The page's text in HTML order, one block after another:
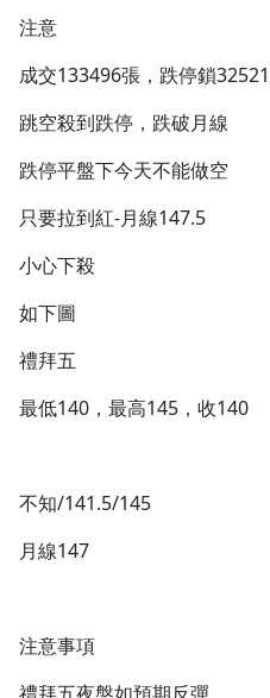
注意
成交133496張，跌停鎖
跳空殺到跌停，跌破月線
跌停平盤下今天不能做空
只要拉到紅-月線147.5
小心下殺
如下圖
禮拜五
最低140，最高145，收140
不知/141.5/145
月線147
注意事項